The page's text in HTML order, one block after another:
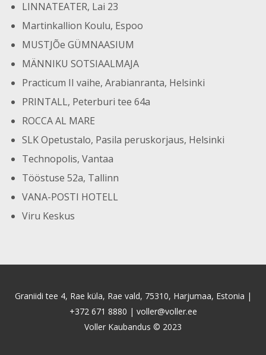
LINNATEATER, Lai 23
Martinkallion Koulu, Espoo
MUSTJÕe GÜMNAASIUM
MÄNNIKU SOTSIAALMAJA
Practicum II vaihe, Arabianranta, Helsinki
PRINTALL, Peterburi tee 64a
ROCCA AL MARE
SLK Opetustalo, Pasila peruskorjaus, Helsinki
Technopolis, Vantaa
Tööstuse 52a, Tallinn
VANA-POSTI HOTELL
Viru Keskus
Graniidi tee 4, Rae küla, Rae vald, 75310, Harjumaa, Estonia |
+372 671 8880 | voller@voller.ee
Voller Kaubandus © 2023